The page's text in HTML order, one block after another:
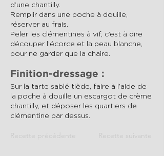
d’une chantilly.
Remplir dans une poche à douille,
réserver au frais.
Peler les clémentines à vif, c’est à dire
découper l’écorce et la peau blanche,
pour ne garder que la chaire.
Finition-dressage :
Sur la tarte sablé tiède, faire à l’aide de
la poche à douille un escargot de crème
chantilly, et déposer les quartiers de
clémentine par dessus.
Recette précédente Recette suivante